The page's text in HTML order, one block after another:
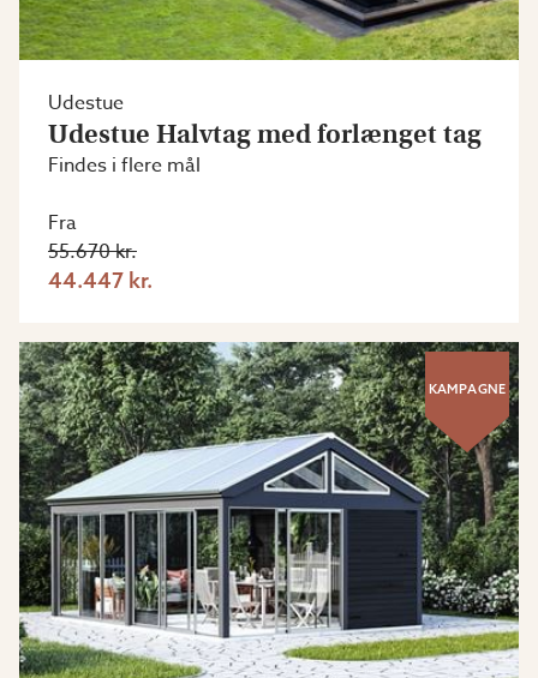
Udestue
Udestue Halvtag med forlænget tag
Findes i flere mål
Fra
55.670 kr.
44.447 kr.
KAMPAGNE